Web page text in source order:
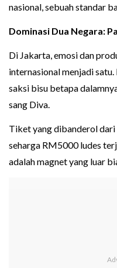
nasional, sebuah standar
Dominasi Dua Negara:
Di Jakarta, emosi dan
internasional menjadi
saksi bisu betapa
sang Diva.
Tiket yang dibanderol
seharga RM5000 ludes
adalah magnet yang luar